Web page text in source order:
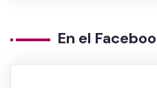
En el